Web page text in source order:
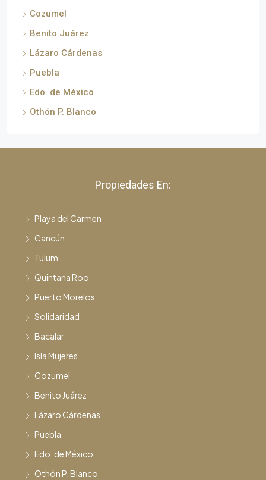
Cozumel
Benito Juárez
Lázaro Cárdenas
Puebla
Edo. de México
Othón P. Blanco
Propiedades En:
Playa del Carmen
Cancún
Tulum
Quintana Roo
Puerto Morelos
Solidaridad
Bacalar
Isla Mujeres
Cozumel
Benito Juárez
Lázaro Cárdenas
Puebla
Edo. de México
Othón P. Blanco